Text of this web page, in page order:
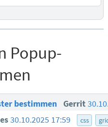
Popup-
bestimmen Gerrit
30.10.2025 17:59 css